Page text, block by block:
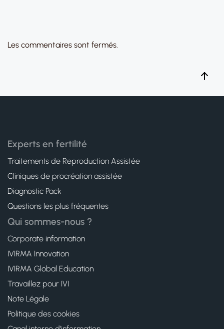
Les commentaires sont fermés.
Experts en fertilité
Traitements de Reproduction Assistée
Cliniques de procréation assistée
Diagnostic Pack
Questions les plus fréquentes
Qui sommes-nous ?
Corporate information
IVIRMA Innovation
IVIRMA Global Education
Travaillez pour IVI
Note Légale
Politique des cookies